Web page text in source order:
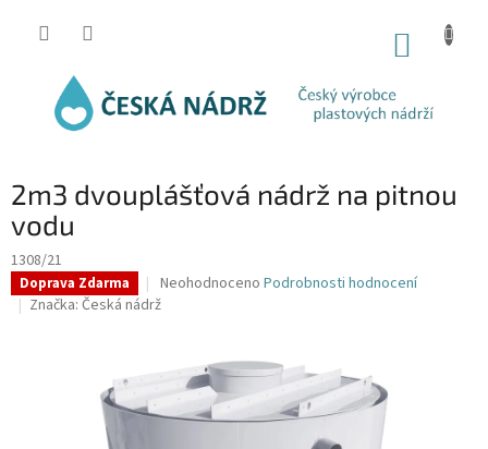
2m3 dvouplášťová nádrž na pitnou
vodu
1308/21
Doprava Zdarma
Průměrné
hodnocení
hvězdiček.
Neohodnoceno Podrobnosti hodnocení
Značka: Česká nádrž